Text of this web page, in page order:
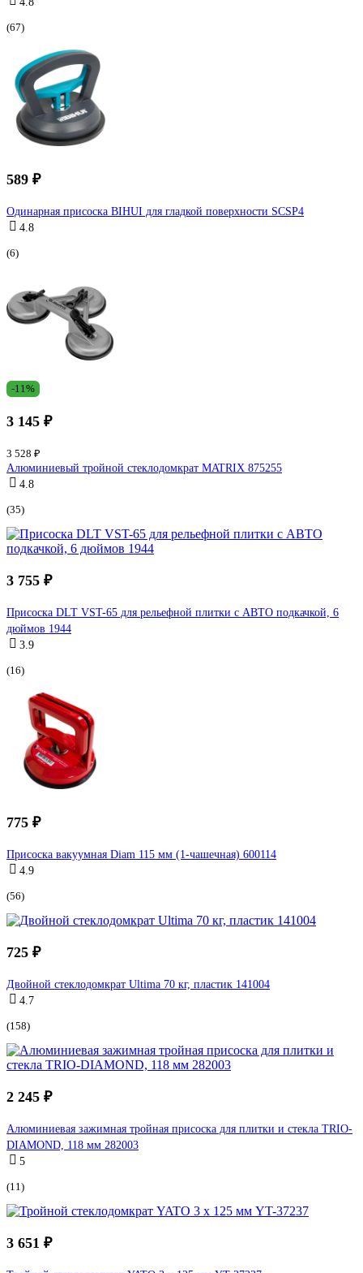
(67)
589 ₽
Одинарная присоска BIHUI для гладкой поверхности SCSP4
4.8
(6)
-11%
3 145 ₽
3 528 ₽
Алюминиевый тройной стеклодомкрат MATRIX 875255
4.8
(35)
3 755 ₽
Присоска DLT VST-65 для рельефной плитки с АВТО подкачкой, 6
дюймов 1944
3.9
(16)
775 ₽
Присоска вакуумная Diam 115 мм (1-чашечная) 600114
4.9
(56)
725 ₽
Двойной стеклодомкрат Ultima 70 кг, пластик 141004
4.7
(158)
2 245 ₽
Алюминиевая зажимная тройная присоска для плитки и стекла TRIO-
DIAMOND, 118 мм 282003
5
(11)
3 651 ₽